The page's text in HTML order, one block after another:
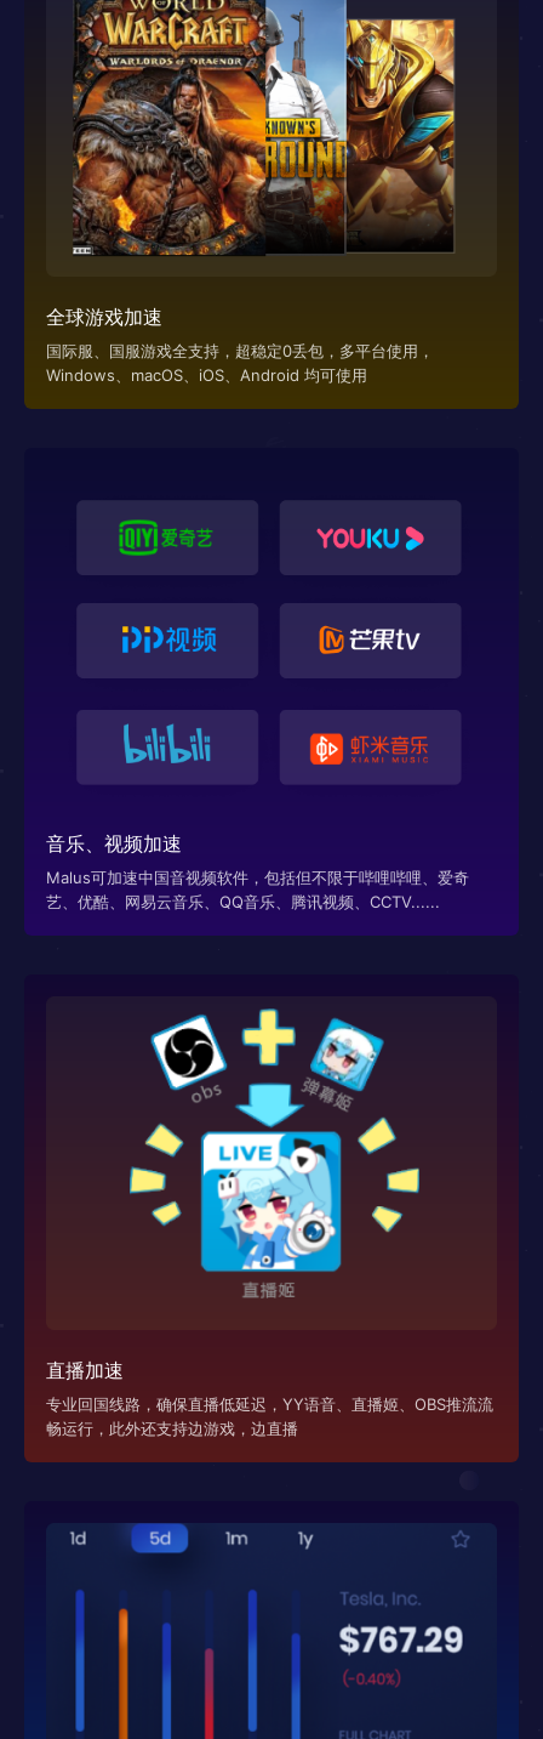
全球游戏加速
国际服、国服游戏全支持，超稳定0丢包，多平台使用，
Windows、macOS、iOS、Android 均可使用
音乐、视频加速
Malus可加速中国音视频软件，包括但不限于哔哩哔哩、爱奇
艺、优酷、网易云音乐、QQ音乐、腾讯视频、CCTV......
直播加速
专业回国线路，确保直播低延迟，YY语音、直播姬、OBS推流流
畅运行，此外还支持边游戏，边直播